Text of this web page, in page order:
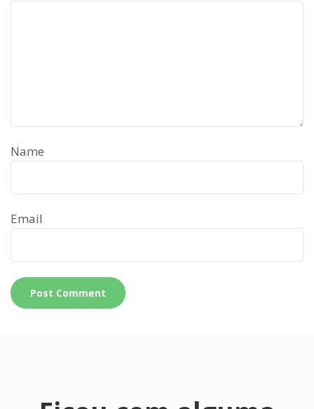
Name
Email